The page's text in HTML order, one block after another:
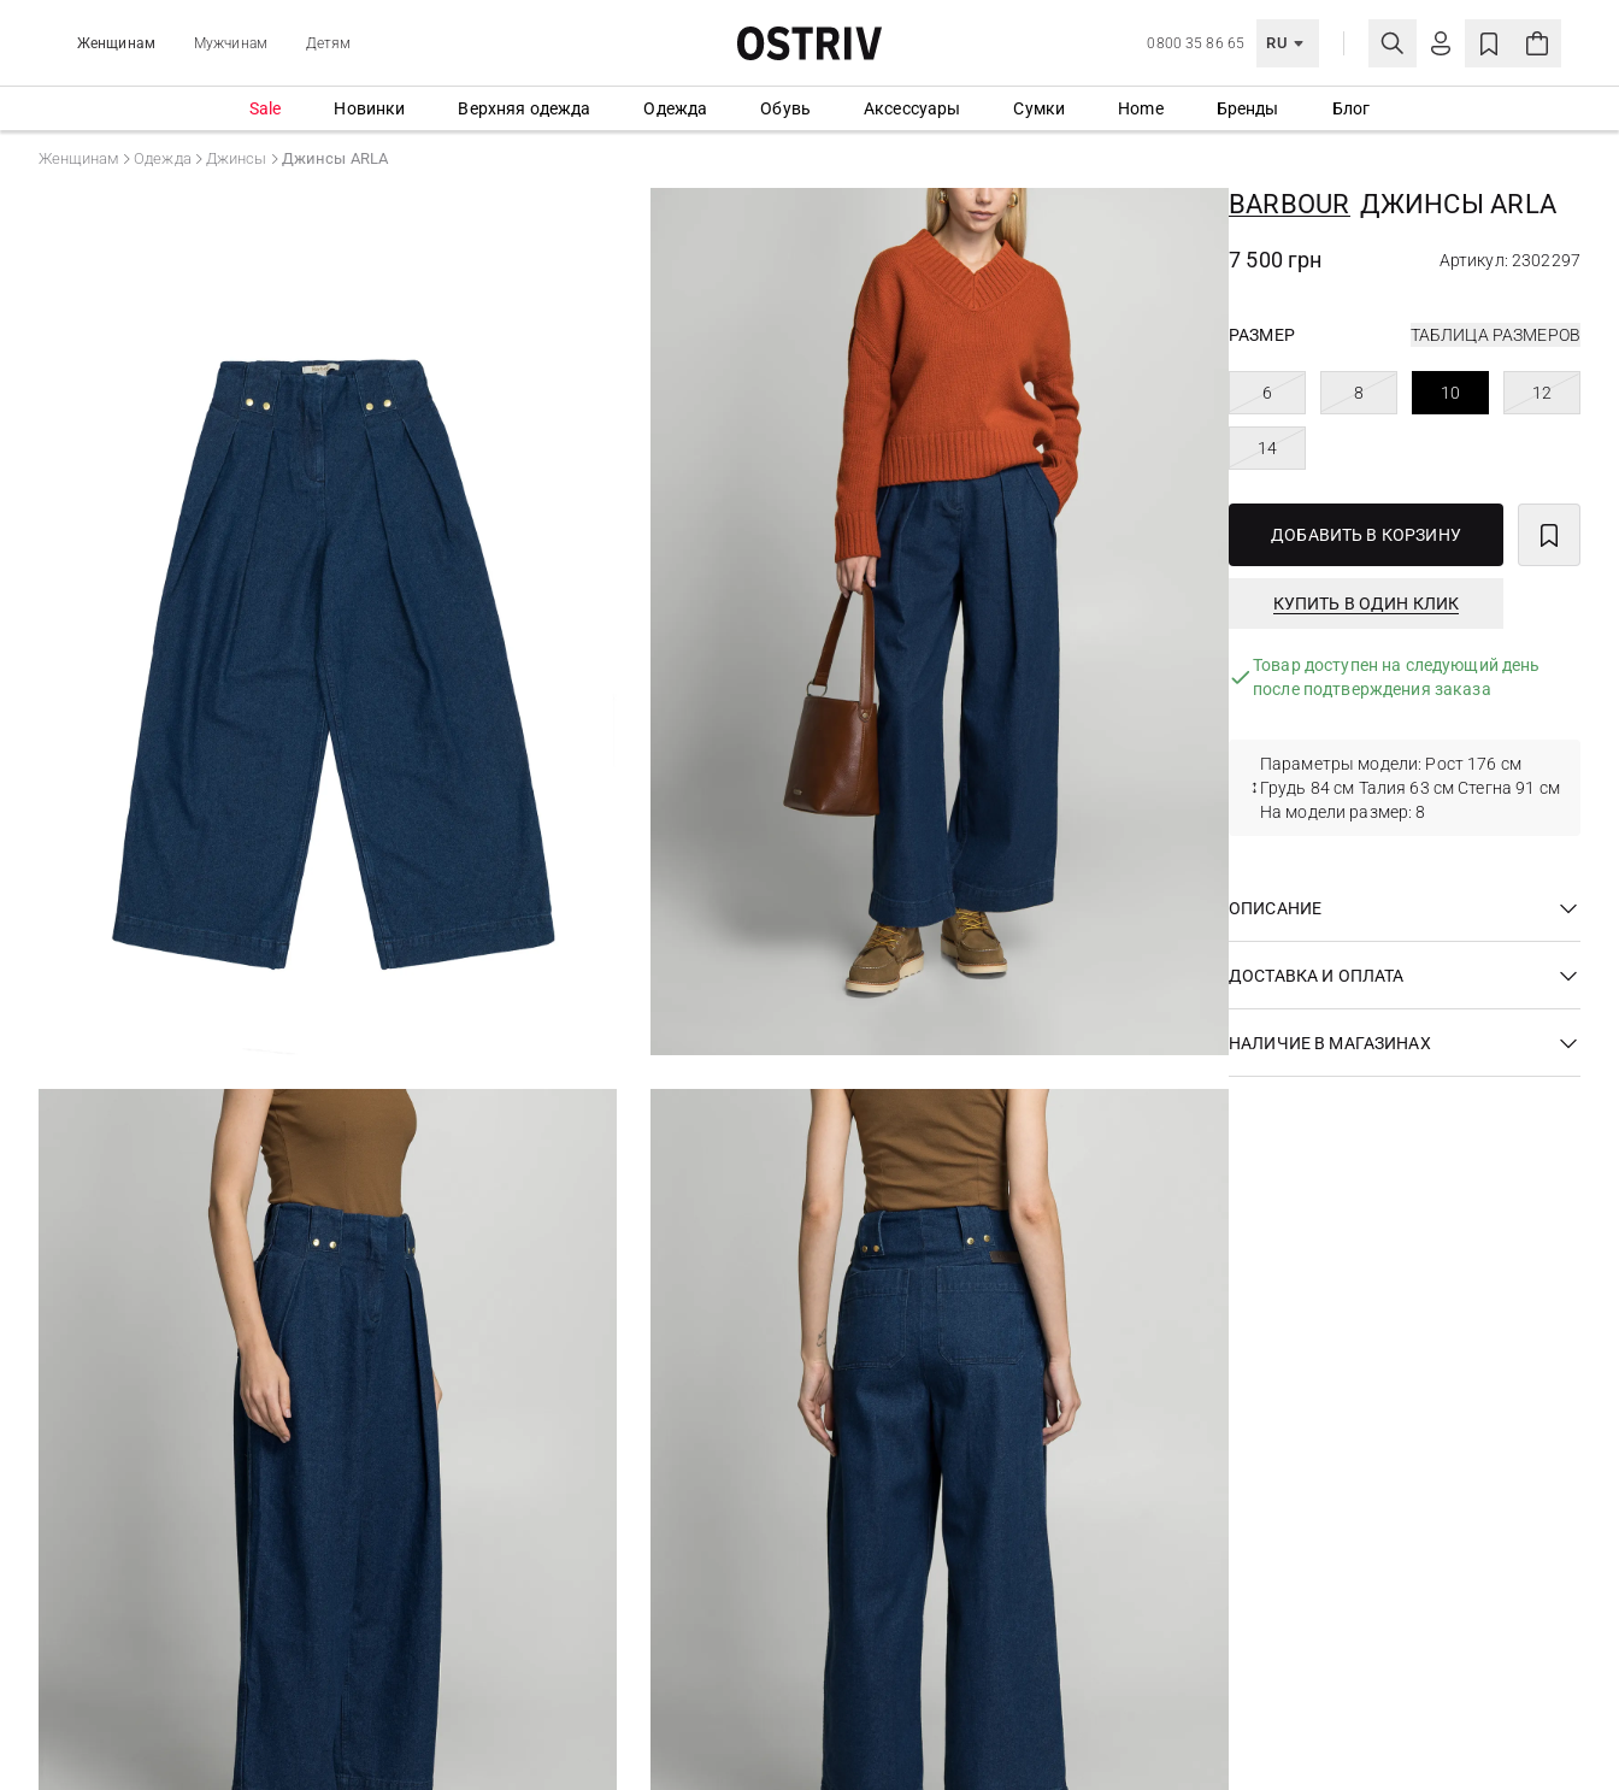
Женщинам Мужчинам Детям 0800 35 86 65 RU
ЛИЧНЫЙ КАБИНЕТ
СОЗДАТЬ УЧЕТНУЮ ЗАПИСЬ
Sale Новинки Верхняя одежда Одежда Обувь Аксессуары Сумки Home Бренды Блог
Женщинам Одежда Джинсы Джинсы ARLA
BARBOUR ДЖИНСЫ ARLA
7 500 грн Артикул: 2302297
РАЗМЕР ТАБЛИЦА РАЗМЕРОВ
6 8 10 12
14
ДОБАВИТЬ В КОРЗИНУ
КУПИТЬ В ОДИН КЛИК
Товар доступен на следующий день
после подтверждения заказа
Параметры модели: Рост 176 см
Грудь 84 см Талия 63 см Стегна 91 см
На модели размер: 8
ОПИСАНИЕ
ДОСТАВКА И ОПЛАТА
НАЛИЧИЕ В МАГАЗИНАХ